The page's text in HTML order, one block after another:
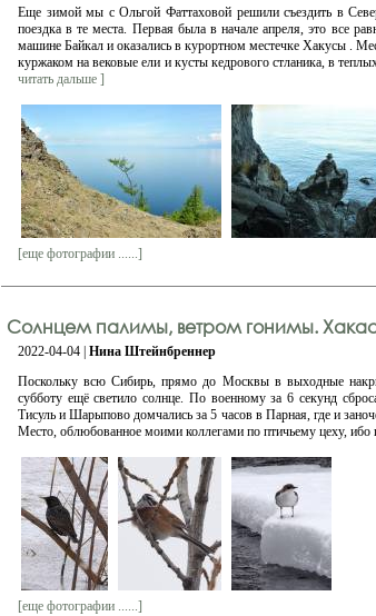
Еще зимой мы с Ольгой Фаттаховой решили съездить в
поездка в те места. Первая была в начале апреля, это все
машине Байкал и оказались в курортном местечке Хакусы .
куржаком на вековые ели и кусты кедрового стланика, в
читать дальше ]
[еще фотографии ......]
Солнцем палимы, ветром гонимы.
2022-04-04 | Нина Штейнбреннер
Поскольку всю Сибирь, прямо до Москвы в выходные
субботу ещё светило солнце. По военному за 6 секунд
Тисуль и Шарыпово домчались за 5 часов в Парная, где и
Место, облюбованное моими коллегами по птичьему цеху, ибо
[еще фотографии ......]